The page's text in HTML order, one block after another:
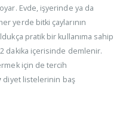
Evde, işyerinde ya da
yerde bitki çaylarının
pratik bir kullanıma sahip
dakika içerisinde demlenir.
için de tercih
diyet listelerinin baş